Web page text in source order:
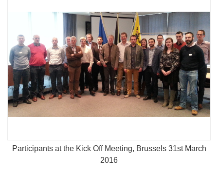
Participants at the Kick Off Meeting, Brussels 31st March
2016